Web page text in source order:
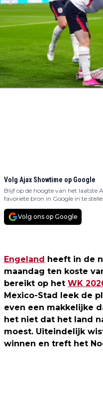
Volg Ajax Showtime op Google
Blijf op de hoogte van het laatste
favoriete bron in Google in te
Volg ons op Google
Engeland heeft in de
maandag ten koste
bereikt op het WK
Mexico-Stad leek de
even een makkelijke
het niet dat het land
moest. Uiteindelijk
winnen en treft het